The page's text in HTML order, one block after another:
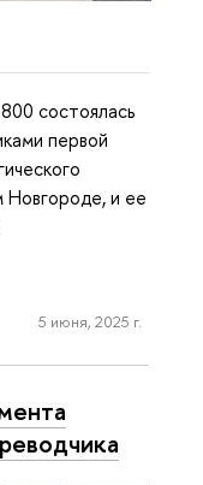
состоялась
первой
Новгороде, и ее
5 июня, 2025 г.